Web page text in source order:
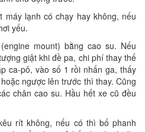
máy lạnh có chạy hay không, nếu
yếu.
mount) bằng cao su. Nếu
giật khi đề pa, chi phí thay thế
ca-pô, vào số 1 rồi nhấn ga, thấy
ngược lên trước thì thay. Cũng
chân cao su. Hầu hết xe cũ đều
rít không, nếu có thì bố phanh